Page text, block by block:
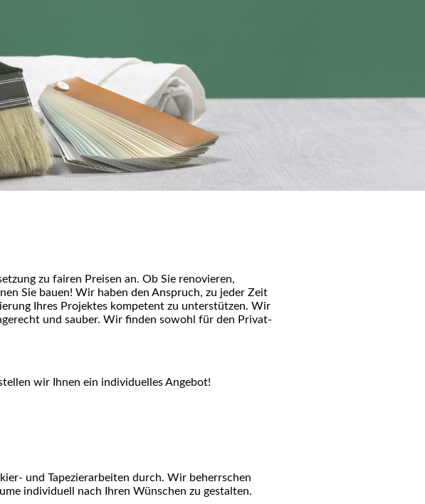
zu fairen Preisen an. Ob Sie renovieren,
Sie bauen! Wir haben den Anspruch, zu jeder Zeit
Ihres Projektes kompetent zu unterstützen. Wir
und sauber. Wir finden sowohl für den Privat-
wir Ihnen ein individuelles Angebot!
und Tapezierarbeiten durch. Wir beherrschen
individuell nach Ihren Wünschen zu gestalten.